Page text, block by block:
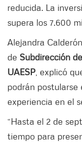
reducida. La
supera los 7.600
Alejandra
de Subdirección
UAESP , explicó
podrán postularse
experiencia en el
“Hasta el 2 de
tiempo para